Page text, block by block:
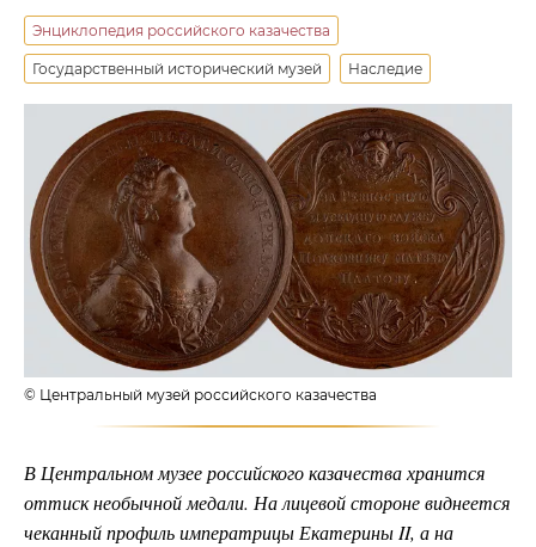
Энциклопедия российского казачества
Государственный исторический музей Наследие
© Центральный музей российского казачества
В Центральном музее российского казачества хранится
оттиск необычной медали. На лицевой стороне виднеется
чеканный профиль императрицы Екатерины II, а на